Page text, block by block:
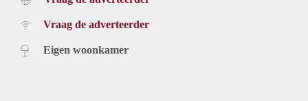
Vraag de adverteerder
Eigen woonkamer